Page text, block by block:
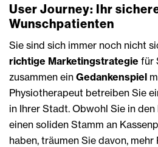
User Journey: Ihr
Wunschpatienten
Sie sind sich immer noch nicht
richtige Marketingstrategie für
zusammen ein Gedankenspiel
Physiotherapeut betreiben Sie
in Ihrer Stadt. Obwohl Sie in
einen soliden Stamm an
haben, träumen Sie davon,